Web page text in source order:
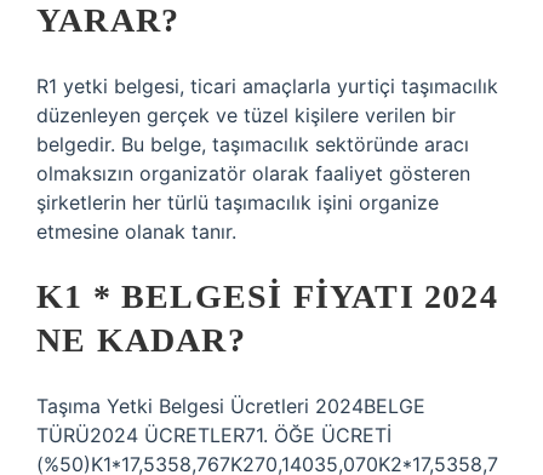
YARAR?
R1 yetki belgesi, ticari amaçlarla yurtiçi taşımacılık
düzenleyen gerçek ve tüzel kişilere verilen bir
belgedir. Bu belge, taşımacılık sektöründe aracı
olmaksızın organizatör olarak faaliyet gösteren
şirketlerin her türlü taşımacılık işini organize
etmesine olanak tanır.
K1 * BELGESI FIYATI 2024
NE KADAR?
Taşıma Yetki Belgesi Ücretleri 2024BELGE
TÜRÜ2024 ÜCRETLER71. ÖĞE ÜCRETİ
(%50)K1*17,5358,767K270,14035,070K2*17,5358,7